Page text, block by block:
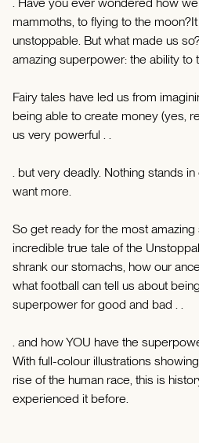
mammoths, to flying to the
unstoppable. But what made us
amazing superpower: the ability to
Fairy tales have led us from
being able to create money (yes,
us very powerful . .
. but very deadly. Nothing stands
want more.
So get ready for the most
incredible true tale of the
shrank our stomachs, how our
what football can tell us about
superpower for good and bad . .
. and how YOU have the
With full-colour illustrations
rise of the human race, this is
experienced it before.